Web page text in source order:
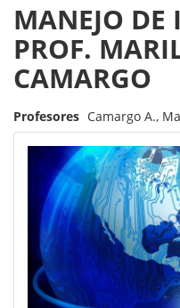
MANEJO DE
PROF.
CAMARGO
Profesores Camargo A.,